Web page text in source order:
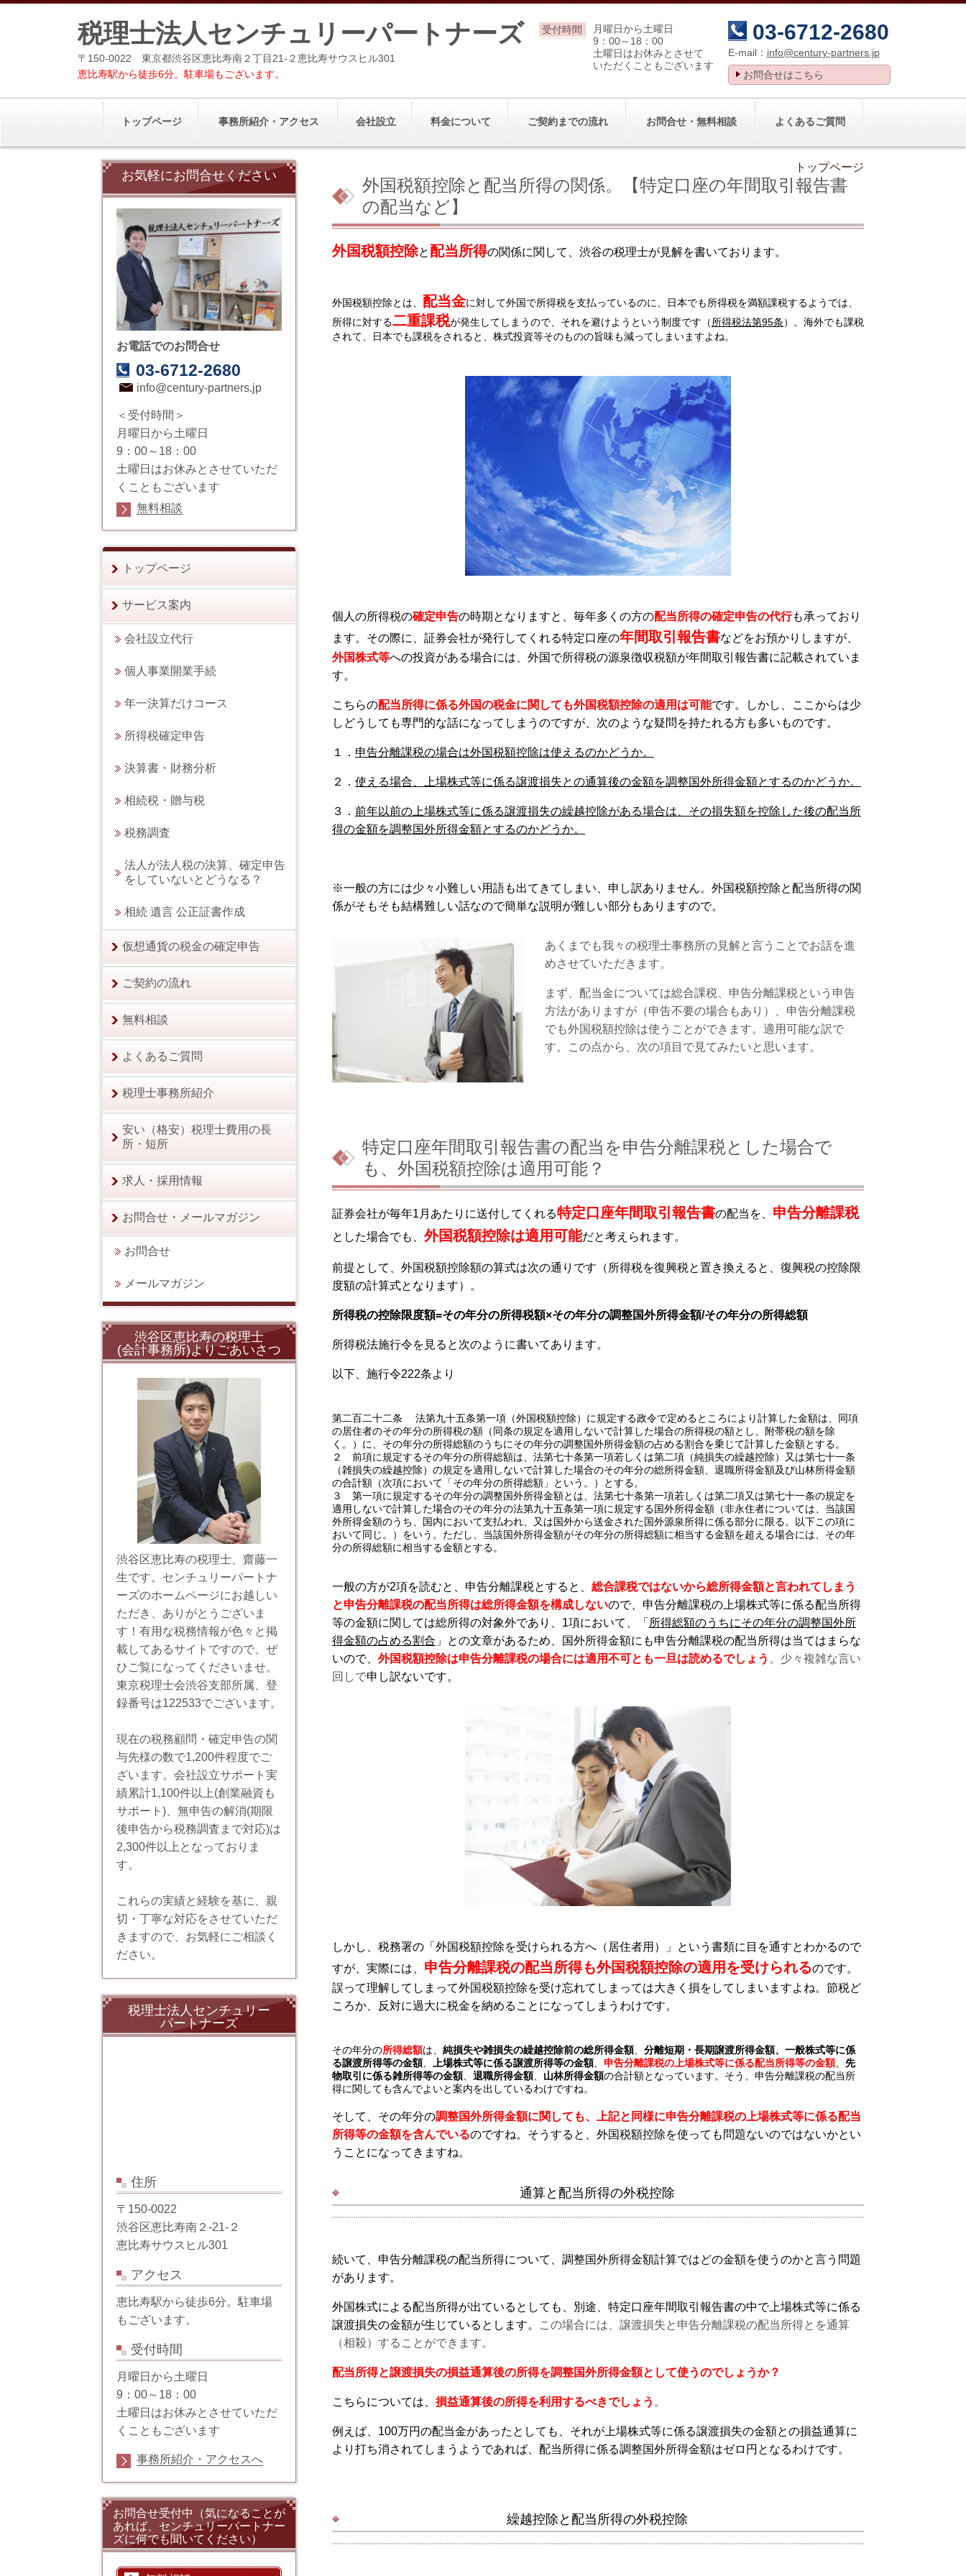
税理士法人センチュリーパートナーズ
〒150-0022 東京都渋谷区恵比寿南２丁目21-２恵比寿サウスヒル301
恵比寿駅から徒歩6分。駐車場もございます。
受付時間
月曜日から土曜日
9：00～18：00
土曜日はお休みとさせて
いただくこともございます
03-6712-2680
E-mail： info@century-partners.jp
お問合せはこちら
トップページ 事務所紹介・アクセス 会社設立 料金について ご契約までの流れ お問合せ・無料相談 よくあるご質問
トップページ
外国税額控除と配当所得の関係。【特定口座の年間取引報告書
の配当など】
外国税額控除と 配当所得の関係に関して、渋谷の税理士が見解を書いております。
外国税額控除とは、 配当金に対して外国で所得税を支払っているのに、日本でも所得税を満額課税するようでは、
所得に対する二重課税が発生してしまうので、それを避けようという制度です（所得税法第95条）。海外でも課税
されて、日本でも課税をされると、株式投資等そのものの旨味も減ってしまいますよね。
個人の所得税の確定申告の時期となりますと、毎年多くの方の配当所得の確定申告の代行も承っており
ます。その際に、証券会社が発行してくれる特定口座の年間取引報告書などをお預かりしますが、
外国株式等への投資がある場合には、外国で所得税の源泉徴収税額が年間取引報告書に記載されていま
す。
こちらの配当所得に係る外国の税金に関しても外国税額控除の適用は可能です。しかし、ここからは少
しどうしても専門的な話になってしまうのですが、次のような疑問を持たれる方も多いものです。
１． 申告分離課税の場合は外国税額控除は使えるのかどうか。
２． 使える場合、上場株式等に係る譲渡損失との通算後の金額を調整国外所得金額とするのかどうか。
３． 前年以前の上場株式等に係る譲渡損失の繰越控除がある場合は、その損失額を控除した後の配当所
得の金額を調整国外所得金額とするのかどうか。
※一般の方には少々小難しい用語も出てきてしまい、申し訳ありません。外国税額控除と配当所得の関
係がそもそも結構難しい話なので簡単な説明が難しい部分もありますので。
あくまでも我々の税理士事務所の見解と言うことでお話を進
めさせていただきます。
まず、配当金については総合課税、申告分離課税という申告
方法がありますが（申告不要の場合もあり）、申告分離課税
でも外国税額控除は使うことができます。適用可能な訳で
す。この点から、次の項目で見てみたいと思います。
特定口座年間取引報告書の配当を申告分離課税とした場合で
も、外国税額控除は適用可能？
証券会社が毎年1月あたりに送付してくれる特定口座年間取引報告書の配当を、 申告分離課税
とした場合でも、 外国税額控除は適用可能だと考えられます。
前提として、外国税額控除額の算式は次の通りです（所得税を復興税と置き換えると、復興税の控除限
度額の計算式となります）。
所得税の控除限度額=その年分の所得税額×その年分の調整国外所得金額/その年分の所得総額
所得税法施行令を見ると次のように書いてあります。
以下、施行令222条より
第二百二十二条
法第九十五条第一項（外国税額控除）に規定する政令で定めるところにより計算した金額は、同項
の居住者のその年分の所得税の額（同条の規定を適用しないで計算した場合の所得税の額とし、附帯税の額を除
く。）に、その年分の所得総額のうちにその年分の調整国外所得金額の占める割合を乗じて計算した金額とする。
２ 前項に規定するその年分の所得総額は、法第七十条第一項若しくは第二項（純損失の繰越控除）又は第七十一条
（雑損失の繰越控除）の規定を適用しないで計算した場合のその年分の総所得金額、退職所得金額及び山林所得金額
の合計額（次項において「その年分の所得総額」という。）とする。
３ 第一項に規定するその年分の調整国外所得金額とは、法第七十条第一項若しくは第二項又は第七十一条の規定を
適用しないで計算した場合のその年分の法第九十五条第一項に規定する国外所得金額（非永住者については、当該国
外所得金額のうち、国内において支払われ、又は国外から送金された国外源泉所得に係る部分に限る。以下この項に
おいて同じ。）をいう。ただし、当該国外所得金額がその年分の所得総額に相当する金額を超える場合には、その年
分の所得総額に相当する金額とする。
一般の方が2項を読むと、申告分離課税とすると、 総合課税ではないから総所得金額と言われてしまう
と申告分離課税の配当所得は総所得金額を構成しないので、申告分離課税の上場株式等に係る配当所得
等の金額に関しては総所得の対象外であり、1項において、「 所得総額のうちにその年分の調整国外所
得金額の占める割合 」との文章があるため、国外所得金額にも申告分離課税の配当所得は当てはまらな
いので、 外国税額控除は申告分離課税の場合には適用不可とも一旦は読めるでしょう 。少々複雑な言い
回しで申し訳ないです。
しかし、税務署の「外国税額控除を受けられる方へ（居住者用）
」という書類に目を通すとわかるので
すが、実際には、 申告分離課税の配当所得も外国税額控除の適用を受けられるのです。
誤って理解してしまって外国税額控除を受け忘れてしまっては大きく損をしてしまいますよね。節税ど
ころか、反対に過大に税金を納めることになってしまうわけです。
その年分の所得総額は、 純損失や雑損失の繰越控除前の総所得金額、 分離短期・長期譲渡所得金額、一般株式等に係
る譲渡所得等の金額、 上場株式等に係る譲渡所得等の金額、 申告分離課税の上場株式等に係る配当所得等の金額、 先
物取引に係る雑所得等の金額、 退職所得金額、 山林所得金額の合計額となっています。そう、申告分離課税の配当所
得に関しても含んでよいと案内を出しているわけですね。
そして、その年分の調整国外所得金額に関しても、上記と同様に申告分離課税の上場株式等に係る配当
所得等の金額を含んでいるのですね。そうすると、外国税額控除を使っても問題ないのではないかとい
うことになってきますね。
通算と配当所得の外税控除
続いて、申告分離課税の配当所得について、調整国外所得金額計算ではどの金額を使うのかと言う問題
があります。
外国株式による配当所得が出ているとしても、別途、特定口座年間取引報告書の中で上場株式等に係る
譲渡損失の金額が生じているとします。
この場合には、譲渡損失と申告分離課税の配当所得とを通算
（相殺）することができます。
配当所得と譲渡損失の損益通算後の所得を調整国外所得金額として使うのでしょうか？
こちらについては、 損益通算後の所得を利用するべきでしょう 。
例えば、100万円の配当金があったとしても、それが上場株式等に係る譲渡損失の金額との損益通算に
より打ち消されてしまうようであれば、配当所得に係る調整国外所得金額はゼロ円となるわけです。
繰越控除と配当所得の外税控除
お気軽にお問合せください
お電話でのお問合せ
03-6712-2680
info@century-partners.jp
＜受付時間＞
月曜日から土曜日
9：00～18：00
土曜日はお休みとさせていただ
くこともございます
無料相談
トップページ
サービス案内
会社設立代行
個人事業開業手続
年一決算だけコース
所得税確定申告
決算書・財務分析
相続税・贈与税
税務調査
法人が法人税の決算、確定申告
をしていないとどうなる？
相続 遺言 公正証書作成
仮想通貨の税金の確定申告
ご契約の流れ
無料相談
よくあるご質問
税理士事務所紹介
安い（格安）税理士費用の長
所・短所
求人・採用情報
お問合せ・メールマガジン
お問合せ
メールマガジン
渋谷区恵比寿の税理士
(会計事務所)よりごあいさつ
渋谷区恵比寿の税理士、齋藤一
生です。センチュリーパートナ
ーズのホームページにお越しい
ただき、ありがとうございま
す！有用な税務情報が色々と掲
載してあるサイトですので、ぜ
ひご覧になってくださいませ。
東京税理士会渋谷支部所属、登
録番号は122533でございます。
現在の税務顧問・確定申告の関
与先様の数で1,200件程度でご
ざいます。会社設立サポート実
績累計1,100件以上(創業融資も
サポート)、無申告の解消(期限
後申告から税務調査まで対応)は
2,300件以上となっておりま
す。
これらの実績と経験を基に、親
切・丁寧な対応をさせていただ
きますので、お気軽にご相談く
ださい。
税理士法人センチュリー
パートナーズ
住所
〒150-0022
渋谷区恵比寿南２-21-２
恵比寿サウスヒル301
アクセス
恵比寿駅から徒歩6分。駐車場
もございます。
受付時間
月曜日から土曜日
9：00～18：00
土曜日はお休みとさせていただ
くこともございます
事務所紹介・アクセスへ
お問合せ受付中（気になることが
あれば、センチュリーパートナー
ズに何でも聞いてください）